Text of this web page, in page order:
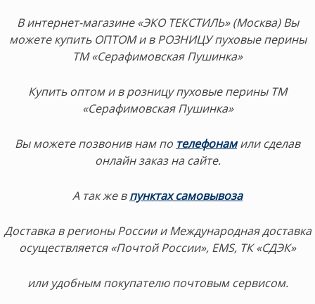
В интернет-магазине «ЭКО ТЕКСТИЛЬ» (Москва) Вы
можете купить ОПТОМ и в РОЗНИЦУ пуховые перины
ТМ «Серафимовская Пушинка»
Купить оптом и в розницу пуховые перины ТМ
«Серафимовская Пушинка»
Вы можете позвонив нам по телефонамили сделав
онлайн заказ на сайте.
А так же в пунктах самовывоза
Доставка в регионы России и Международная доставка
осуществляется «Почтой России», EMS, ТК «СДЭК»
или удобным покупателю почтовым сервисом.